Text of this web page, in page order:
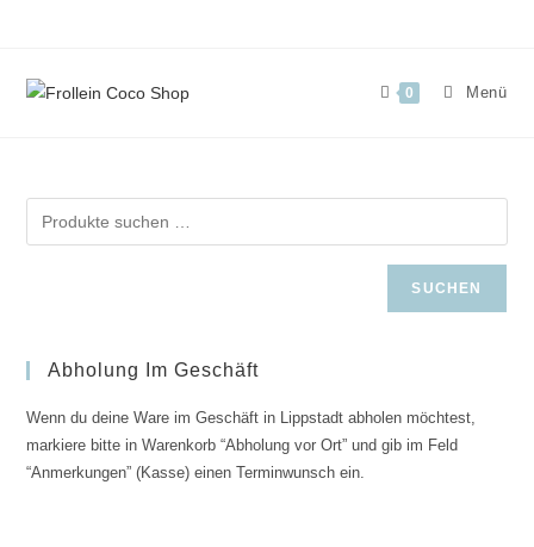
0 Menü
SUCHEN
Abholung Im Geschäft
Wenn du deine Ware im Geschäft in Lippstadt abholen möchtest,
markiere bitte in Warenkorb “Abholung vor Ort” und gib im Feld
“Anmerkungen” (Kasse) einen Terminwunsch ein.